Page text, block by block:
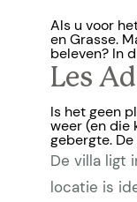
Als u voor
en Grasse.
beleven? In
Les
Is het geen
weer (en die
gebergte.
De villa ligt
locatie is